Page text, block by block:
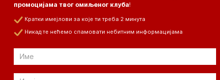
промоцијама твог омиљеног клуба!
Кратки имејлови за које ти треба 2 минута
Никад те нећемо спамовати небитним информацијама
Email
Email